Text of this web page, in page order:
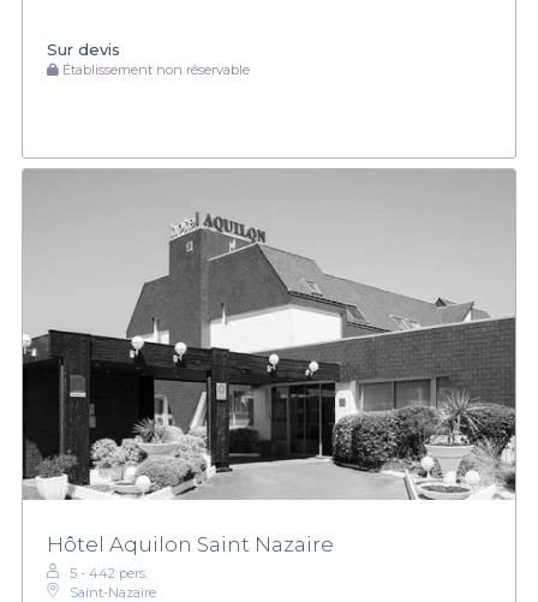
Sur devis
Établissement non réservable
Hôtel Aquilon Saint Nazaire
5 - 442 pers.
Saint-Nazaire